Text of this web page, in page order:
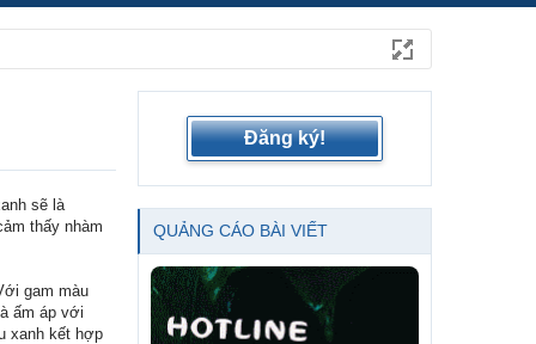
sẽ là
thấy nhàm
gam màu
ấm áp với
xanh kết hợp
Đăng ký!
QUẢNG CÁO BÀI VIẾT